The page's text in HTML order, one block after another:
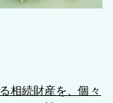
相続財産を、個々